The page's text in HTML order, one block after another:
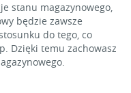
stanu magazynowego,
będzie zawsze
do tego, co
Dzięki temu zachowasz